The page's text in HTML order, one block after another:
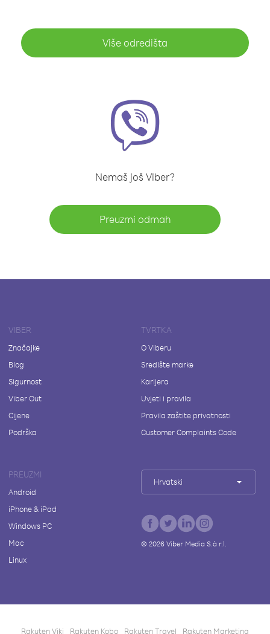
Više odredišta
Nemaš još Viber?
Preuzmi odmah
VIBER
Značajke
Blog
Sigurnost
Viber Out
Cijene
Podrška
TVRTKA
O Viberu
Središte marke
Karijera
Uvjeti i pravila
Pravila zaštite privatnosti
Customer Complaints Code
PREUZMI
Android
iPhone & iPad
Windows PC
Mac
Linux
Hrvatski
© 2026Viber Media S.à r.l.
Rakuten Viki Rakuten Kobo Rakuten Travel Rakuten Marketing